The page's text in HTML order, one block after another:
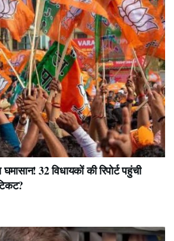
32 विधायकों की रिपोर्ट पहुंची